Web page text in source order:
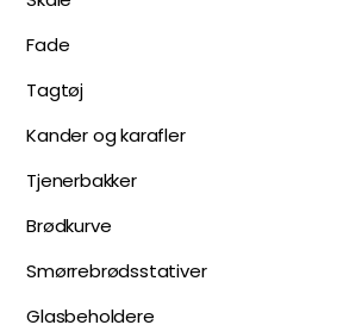
Fade
Tagtøj
Kander og karafler
Tjenerbakker
Brødkurve
Smørrebrødsstativer
Glasbeholdere